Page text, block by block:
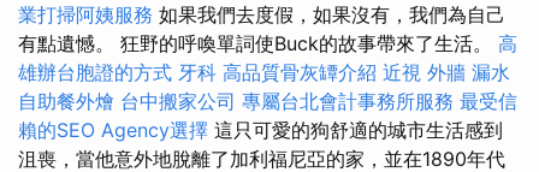
業打掃阿姨服務 如果我們去度假，如果沒有，我們為自己
有點遺憾。 狂野的呼喚單詞使Buck的故事帶來了生活。 高
雄辦台胞證的方式 牙科 高品質骨灰罈介紹 近視 外牆 漏水
自助餐外燴 台中搬家公司 專屬台北會計事務所服務 最受信
賴的SEO Agency選擇 這只可愛的狗舒適的城市生活感到
沮喪，當他意外地脫離了加利福尼亞的家，並在1890年代